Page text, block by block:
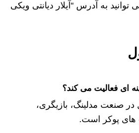
توانید به آدرس “آیلار دیانتی ویکی
ای فعالیت می کند؟
در صنعت مدلینگ، بازیگری،
های پوکر است.